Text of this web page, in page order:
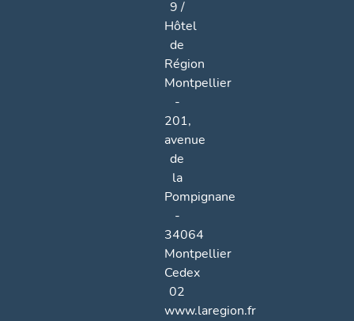
9 /
Hôtel
de
Région
Montpellier
-
201,
avenue
de
la
Pompignane
-
34064
Montpellier
Cedex
02
www.laregion.fr